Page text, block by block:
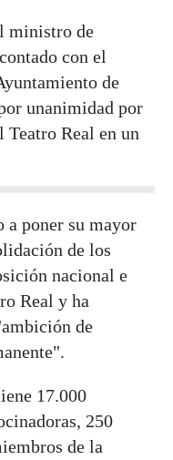
ministro de
con el
de
unanimidad por
Real en un
a poner su mayor
de los
nacional e
Real y ha
de
17.000
250
de la